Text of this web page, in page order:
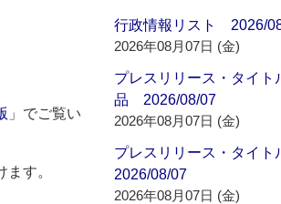
」でご覧い
す。
行政情報リスト 2026/
2026年08月07日 (金)
プレスリリース・タイト
品 2026/08/07
2026年08月07日 (金)
プレスリリース・タイ
2026/08/07
2026年08月07日 (金)